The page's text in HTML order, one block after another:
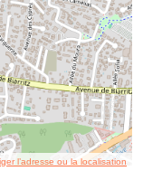
l’adresse ou la localisation